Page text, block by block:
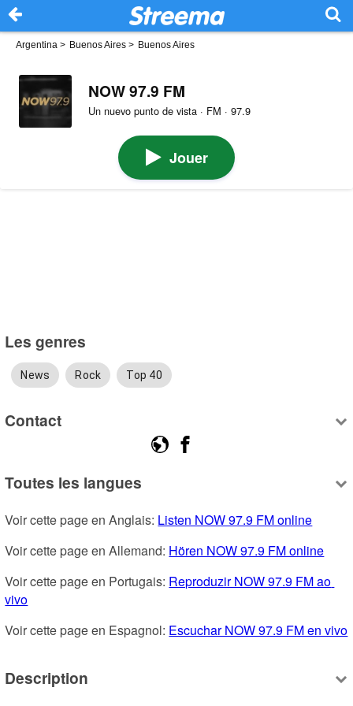
Argentina > Buenos Aires > Buenos Aires
NOW 97.9 FM
Un nuevo punto de vista · FM · 97.9
Jouer
Les genres
News Rock Top 40
Contact
Toutes les langues
Voir cette page en Anglais: Listen NOW 97.9 FM online
Voir cette page en Allemand: Hören NOW 97.9 FM online
Voir cette page en Portugais: Reproduzir NOW 97.9 FM ao
vivo
Voir cette page en Espagnol: Escuchar NOW 97.9 FM en vivo
Description